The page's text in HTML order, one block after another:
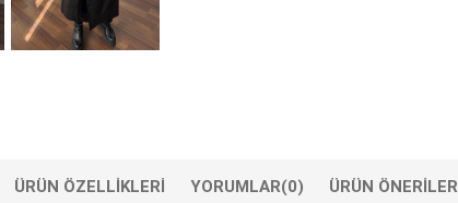
ÜRÜN ÖZELLIKLERI YORUMLAR(0) ÜRÜN